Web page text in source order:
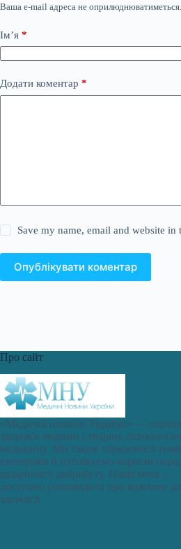
Ваша e-mail адреса не оприлюднюватиметься.
Ім’я *
Додати коментар *
Save my name, email and website
Опублікувати коментар
Про сайт
«Медичні новини України» —
здоров'я людини і тварин,
медицину. Ми також торкаємося теми
езотерики й публікуємо корисні
щоденного добробуту. Наша мета —
доступно розповідати про важливе
здоров'я.